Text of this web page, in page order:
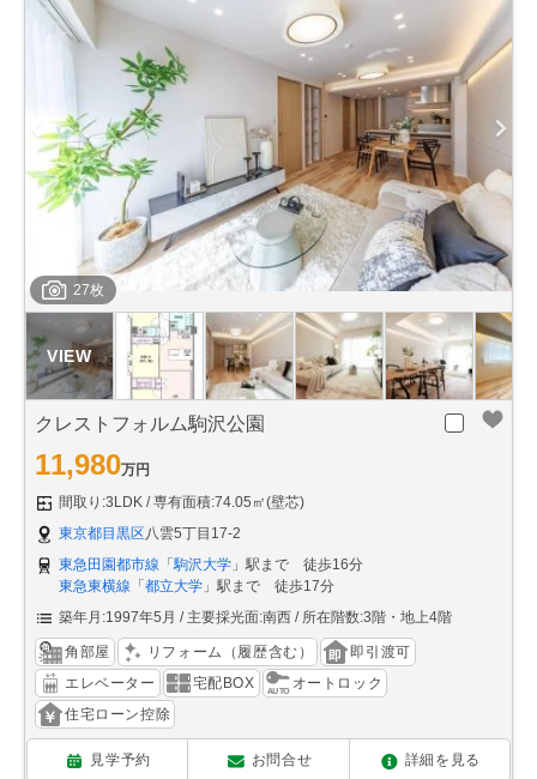
27枚
クレストフォルム駒沢公園
11,980万円
間取り:3LDK
専有面積:74.05㎡(壁芯)
東京都目黒区八雲5丁目17-2
東急田園都市線 「駒沢大学 」駅まで 徒歩16分
東急東横線 「 都立大学 」駅まで 徒歩17分
築年月:1997年5月
主要採光面:南西 所在階数:3階・地上4階
角部屋 リフォーム（履歴含む）
即引渡可
エレベーター
宅配BOX
オートロック
住宅ローン控除
見学予約 お問合せ 詳細を見る